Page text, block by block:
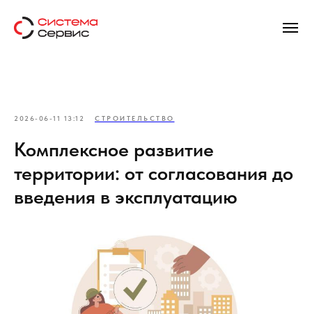
2026-06-11 13:12 СТРОИТЕЛЬСТВО
Комплексное развитие
территории: от согласования до
введения в эксплуатацию